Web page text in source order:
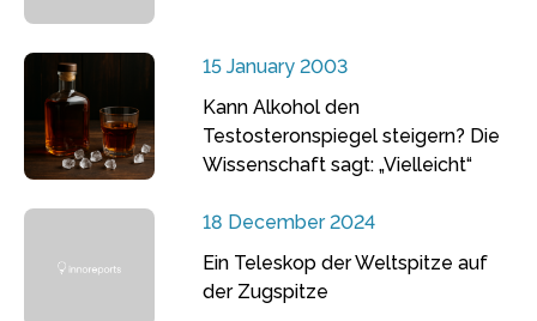
15 January 2003
Kann Alkohol den
Testosteronspiegel steigern? Die
Wissenschaft sagt: „Vielleicht“
18 December 2024
Ein Teleskop der Weltspitze auf
der Zugspitze